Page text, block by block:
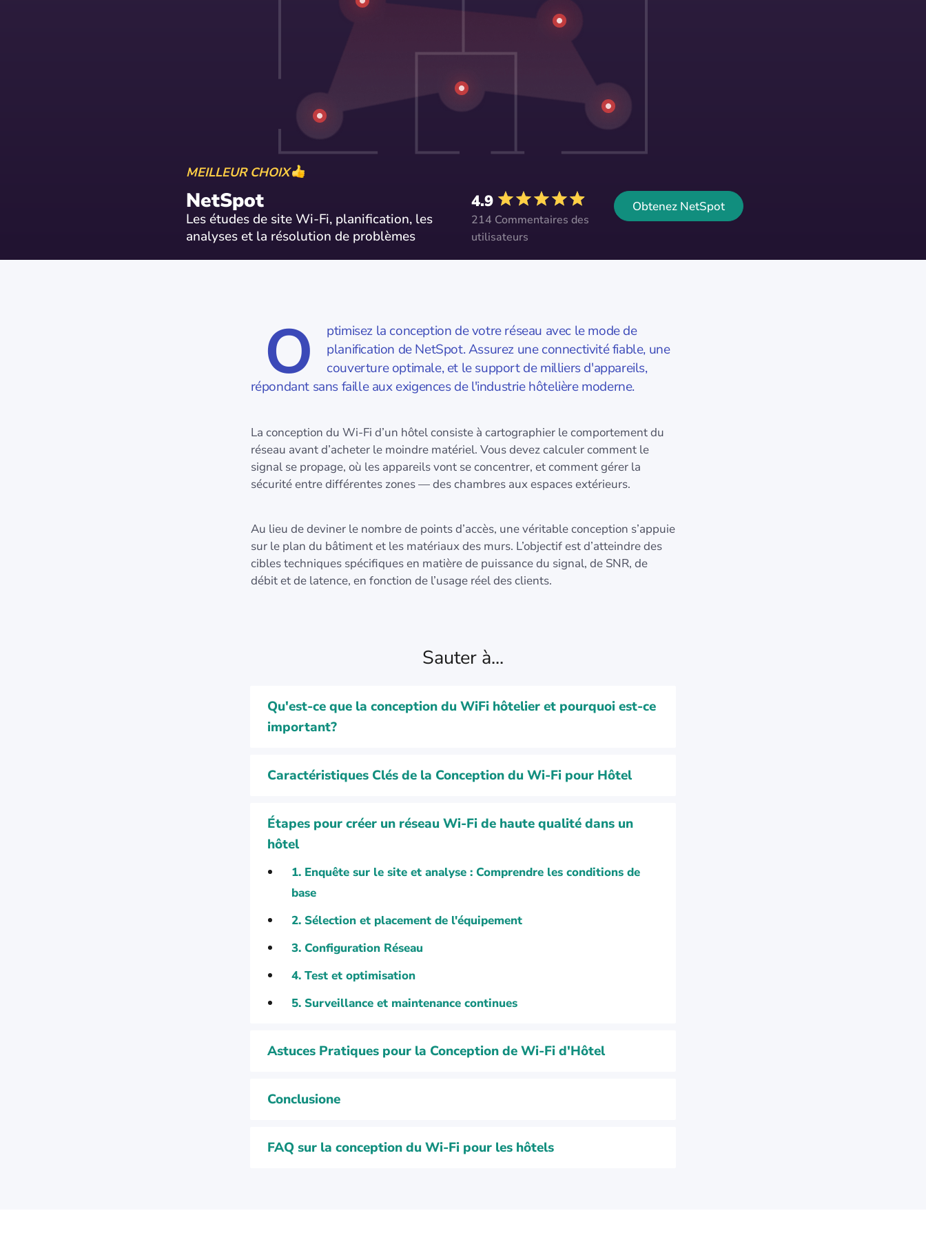
MEILLEUR CHOIX
NetSpot
Les études de site Wi-Fi, planification, les
analyses et la résolution de problèmes
4.9
214 Commentaires des
utilisateurs
Obtenez NetSpot
O
ptimisez la conception de votre réseau avec le mode de
planification de NetSpot. Assurez une connectivité fiable, une
couverture optimale, et le support de milliers d'appareils,
répondant sans faille aux exigences de l'industrie hôtelière moderne.
La conception du Wi-Fi d’un hôtel consiste à cartographier le comportement du
réseau avant d’acheter le moindre matériel. Vous devez calculer comment le
signal se propage, où les appareils vont se concentrer, et comment gérer la
sécurité entre différentes zones — des chambres aux espaces extérieurs.
Au lieu de deviner le nombre de points d’accès, une véritable conception s’appuie
sur le plan du bâtiment et les matériaux des murs. L’objectif est d’atteindre des
cibles techniques spécifiques en matière de puissance du signal, de SNR, de
débit et de latence, en fonction de l’usage réel des clients.
Sauter à...
Qu'est-ce que la conception du WiFi hôtelier et pourquoi est-ce
important?
Caractéristiques Clés de la Conception du Wi-Fi pour Hôtel
Étapes pour créer un réseau Wi-Fi de haute qualité dans un
hôtel
1. Enquête sur le site et analyse : Comprendre les conditions de
base
2. Sélection et placement de l'équipement
3. Configuration Réseau
4. Test et optimisation
5. Surveillance et maintenance continues
Astuces Pratiques pour la Conception de Wi-Fi d'Hôtel
Conclusione
FAQ sur la conception du Wi-Fi pour les hôtels